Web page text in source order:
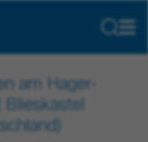
am Hager-
Blieskastel